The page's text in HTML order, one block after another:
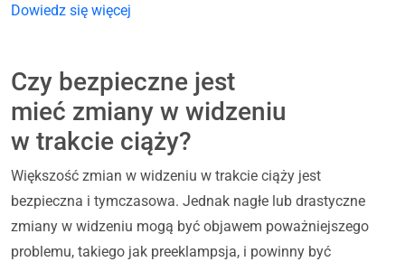
Dowiedz się więcej
Czy bezpieczne jest
mieć zmiany w widzeniu
w trakcie ciąży?
Większość zmian w widzeniu w trakcie ciąży jest
bezpieczna i tymczasowa. Jednak nagłe lub drastyczne
zmiany w widzeniu mogą być objawem poważniejszego
problemu, takiego jak preeklampsja, i powinny być